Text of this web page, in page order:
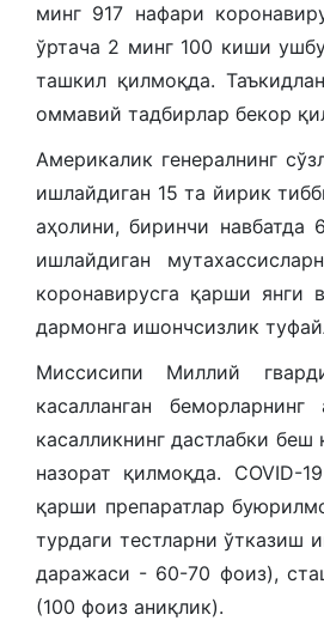
минг 917 нафари
ўртача 2 минг 100 киши
ташкил қилмоқда.
оммавий тадбирлар бекор
Америкалик генералнинг
ишлайдиган 15 та йирик
аҳолини, биринчи
ишлайдиган
коронавирусга қарши
дармонга ишончсизлик
Миссисипи Миллий
касалланган
касалликнинг дастлабки
назорат қилмоқда. COVID-
қарши препаратлар
турдаги тестларни ўтказиш
даражаси - 60-70 фоиз),
(100 фоиз аниқлик).